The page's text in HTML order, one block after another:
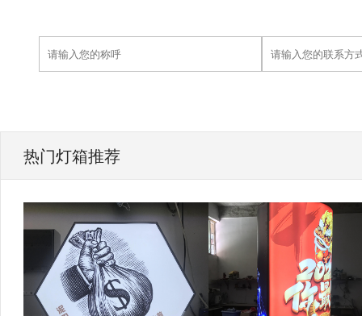
热门灯箱推荐